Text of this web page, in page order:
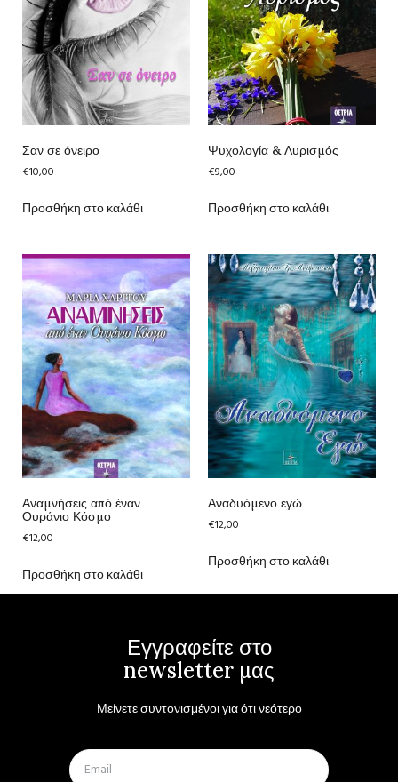
Σαν σε όνειρο
€10,00
Προσθήκη στο καλάθι
Ψυχολογία & Λυρισμός
€9,00
Προσθήκη στο καλάθι
Αναμνήσεις από έναν
Ουράνιο Κόσμο
€12,00
Προσθήκη στο καλάθι
Αναδυόμενο εγώ
€12,00
Προσθήκη στο καλάθι
Εγγραφείτε στο
newsletter μας
Μείνετε συντονισμένοι για ότι νεότερο